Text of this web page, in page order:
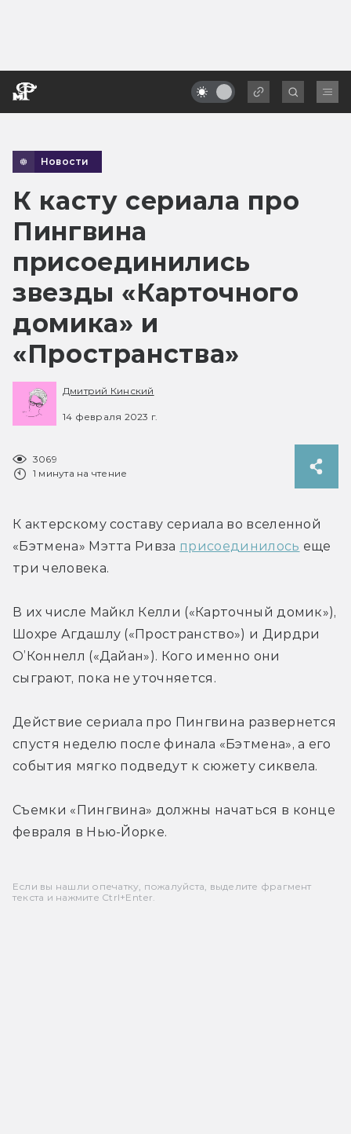
Новости
К касту сериала про
Пингвина
присоединились
звезды «Карточного
домика» и
«Пространства»
Дмитрий Кинский
14 февраля 2023 г.
3069
1 минута на чтение
К актерскому составу сериала во вселенной
«Бэтмена» Мэтта Ривза присоединилось еще
три человека.
В их числе Майкл Келли («Карточный домик»),
Шохре Агдашлу («Пространство») и Дирдри
О’Коннелл («Дайан»). Кого именно они
сыграют, пока не уточняется.
Действие сериала про Пингвина развернется
спустя неделю после финала «Бэтмена», а его
события мягко подведут к сюжету сиквела.
Съемки «Пингвина» должны начаться в конце
февраля в Нью-Йорке.
Если вы нашли опечатку, пожалуйста, выделите фрагмент
текста и нажмите Ctrl+Enter.